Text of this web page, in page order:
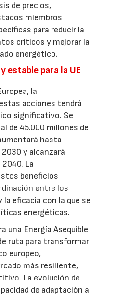
de precios,
miembros
para reducir la
críticos y mejorar la
energético.
estable para la UE
la
acciones tendrá
significativo. Se
de 45.000 millones de
hasta
y alcanzará
La
beneficios
entre los
eficacia con la que se
energéticas.
una Energía Asequible
ruta para transformar
europeo,
más resiliente,
La evolución de
de adaptación a